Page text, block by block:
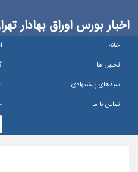
اخبار بورس اوراق بهادار
خانه
تحلیل ها
سبدهای پیشنهادی
تماس با ما